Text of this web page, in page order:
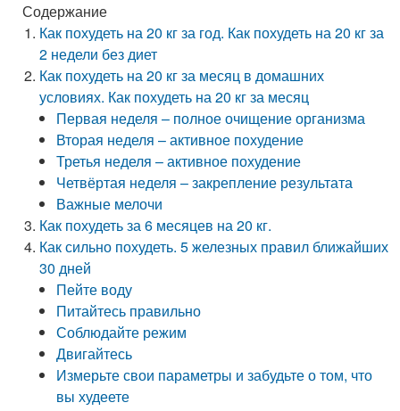
Содержание
Как похудеть на 20 кг за год. Как похудеть на 20 кг за
2 недели без диет
Как похудеть на 20 кг за месяц в домашних
условиях. Как похудеть на 20 кг за месяц
Первая неделя – полное очищение организма
Вторая неделя – активное похудение
Третья неделя – активное похудение
Четвёртая неделя – закрепление результата
Важные мелочи
Как похудеть за 6 месяцев на 20 кг.
Как сильно похудеть. 5 железных правил ближайших
30 дней
Пейте воду
Питайтесь правильно
Соблюдайте режим
Двигайтесь
Измерьте свои параметры и забудьте о том, что
вы худеете